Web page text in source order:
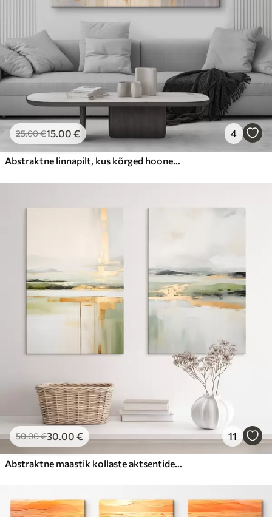
25.00€15.00 € 4
Abstraktne linnapilt, kus kõrged hooned on pruunide, hallide ja valgete toonidega, mis peegelduvad allolevas vees
50.00€30.00 € 11
Abstraktne maastik kollaste aktsentidega, minimalistlik kompositsioon maast, veest ja taevast, vaoshoitud värvidega